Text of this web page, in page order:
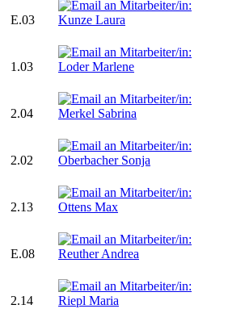
E.03
1.03
2.04
2.02
2.13
E.08
2.14